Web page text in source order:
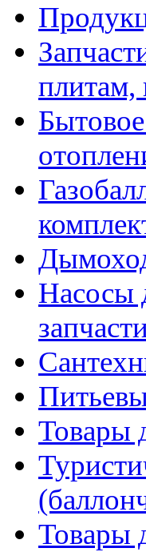
плитам,
Насосы
Товары
Товары